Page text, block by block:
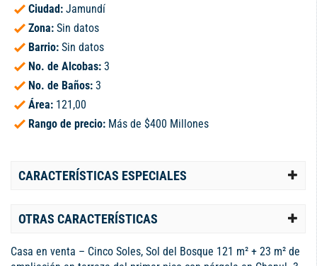
Ciudad: Jamundí
Zona: Sin datos
Barrio: Sin datos
No. de Alcobas: 3
No. de Baños: 3
Área: 121,00
Rango de precio: Más de $400 Millones
CARACTERÍSTICAS ESPECIALES
OTRAS CARACTERÍSTICAS
Casa en venta – Cinco Soles, Sol del Bosque 121 m² + 23 m² de